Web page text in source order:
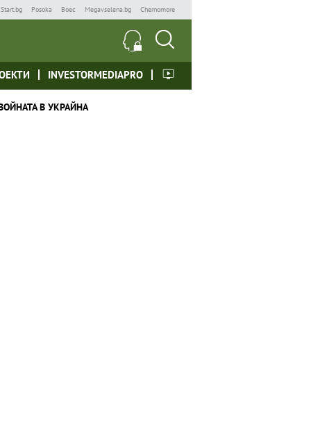
Start.bg Posoka Boec Megavselena.bg Chernomore
INVESTORMEDIAPRO
В УКРАЙНА